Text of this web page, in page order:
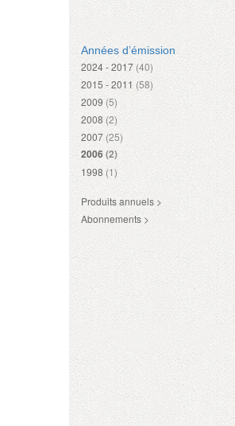
Années d’émission
2024 - 2017 (40)
2015 - 2011 (58)
2009 (5)
2008 (2)
2007 (25)
2006 (2)
1998 (1)
Produits annuels >
Abonnements >